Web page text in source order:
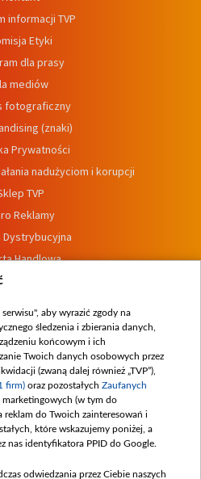
informacji TVP
Etyki
dla prasy
mediów
fotograficzny
(znaki)
Prywatności
nadużyciom i korupcji
TVP
Reklamy
Handlowa
wewnętrznych
aby wyrazić zgody na
śledzenia i zbierania danych,
końcowym i ich
Twoich danych osobowych przez
(zwaną dalej również „TVP”),
firm) oraz pozostałych Zaufanych
marketingowych (w tym do
do Twoich zainteresowań i
które wskazujemy poniżej, a
nas identyfikatora PPID do Google.
odwiedzania przez Ciebie naszych